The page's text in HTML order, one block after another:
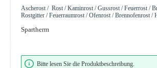
Ascherost / Rost / Kaminrost / Gussrost / Feuerrost /
Rostgitter / Feuerraumrost / Ofenrost / Brennofenrost /
Spartherm
Bildergalerie überspringen
Bitte lesen Sie die Produktbeschreibung.